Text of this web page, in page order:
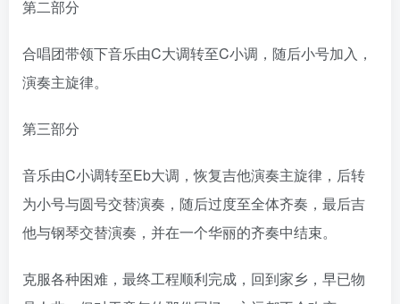
第二部分
合唱团带领下音乐由C大调转至C小调，随后小号加入，
演奏主旋律。
第三部分
音乐由C小调转至Eb大调，恢复吉他演奏主旋律，后转
为小号与圆号交替演奏，随后过度至全体齐奏，最后吉
他与钢琴交替演奏，并在一个华丽的齐奏中结束。
克服各种困难，最终工程顺利完成，回到家乡，早已物